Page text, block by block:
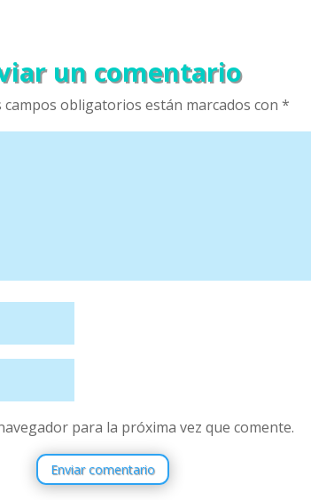
un comentario
campos obligatorios están marcados con *
para la próxima vez que comente.
Enviar comentario